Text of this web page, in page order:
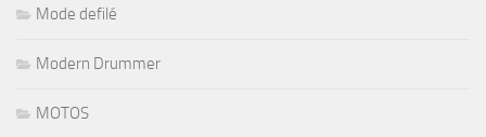
Mode defilé
Modern Drummer
MOTOS